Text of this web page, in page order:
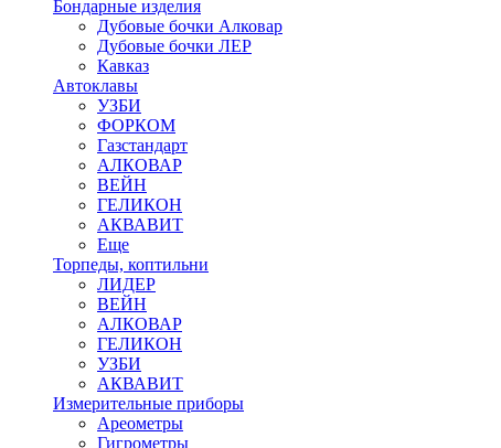
Бондарные изделия
Дубовые бочки Алковар
Дубовые бочки ЛЕР
Кавказ
Автоклавы
УЗБИ
ФОРКОМ
Газстандарт
АЛКОВАР
ВЕЙН
ГЕЛИКОН
АКВАВИТ
Еще
Торпеды, коптильни
ЛИДЕР
ВЕЙН
АЛКОВАР
ГЕЛИКОН
УЗБИ
АКВАВИТ
Измерительные приборы
Ареометры
Гигрометры